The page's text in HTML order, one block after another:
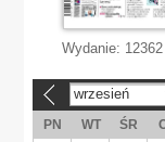
Wydanie: 12362
wrzesień
PN WT ŚR